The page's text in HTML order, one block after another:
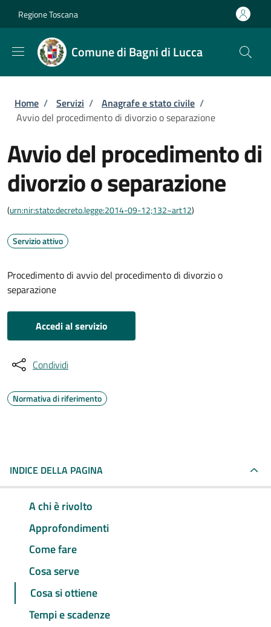
Regione Toscana
Comune di Bagni di Lucca
Briciole di pane
Home / Servizi / Anagrafe e stato civile /
Avvio del procedimento di divorzio o separazione
Avvio del procedimento di
divorzio o separazione
(urn:nir:stato:decreto.legge:2014-09-12;132~art12)
Servizio attivo
Procedimento di avvio del procedimento di divorzio o
separazione
Accedi al servizio
Condividi
Normativa di riferimento
INDICE DELLA PAGINA
A chi è rivolto
Approfondimenti
Come fare
Cosa serve
Cosa si ottiene
Tempi e scadenze